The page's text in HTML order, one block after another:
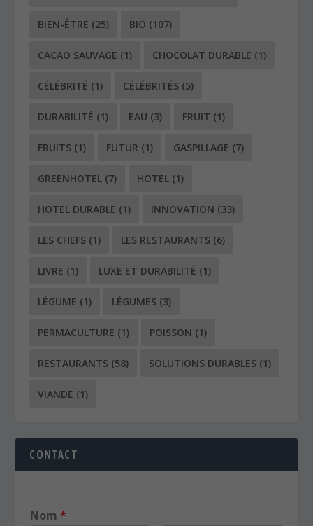
BIEN-ÊTRE (25) BIO (107)
CACAO SAUVAGE (1) CHOCOLAT DURABLE (1)
CÉLÉBRITÉ (1) CÉLÉBRITÉS (5)
DURABILITÉ (1) EAU (3) FRUIT (1)
FRUITS (1) FUTUR (1) GASPILLAGE (7)
GREENHOTEL (7) HOTEL (1)
HOTEL DURABLE (1) INNOVATION (33)
LES CHEFS (1) LES RESTAURANTS (6)
LIVRE (1) LUXE ET DURABILITÉ (1)
LÉGUME (1) LÉGUMES (3)
PERMACULTURE (1) POISSON (1)
RESTAURANTS (58) SOLUTIONS DURABLES (1)
VIANDE (1)
CONTACT
Nom *